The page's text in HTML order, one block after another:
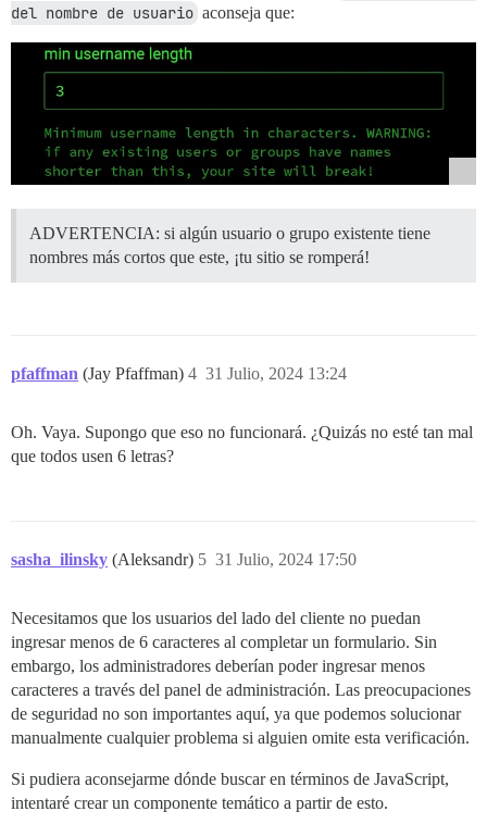
del nombre de usuario aconseja que:
ADVERTENCIA: si algún usuario o grupo existente tiene
nombres más cortos que este, ¡tu sitio se romperá!
pfaffman (Jay Pfaffman) 31 Julio, 2024 13:24
4
Oh. Vaya. Supongo que eso no funcionará. ¿Quizás no esté tan mal
que todos usen 6 letras?
sasha_ilinsky (Aleksandr) 31 Julio, 2024 17:50
5
Necesitamos que los usuarios del lado del cliente no puedan
ingresar menos de 6 caracteres al completar un formulario. Sin
embargo, los administradores deberían poder ingresar menos
caracteres a través del panel de administración. Las preocupaciones
de seguridad no son importantes aquí, ya que podemos solucionar
manualmente cualquier problema si alguien omite esta verificación.
Si pudiera aconsejarme dónde buscar en términos de JavaScript,
intentaré crear un componente temático a partir de esto.